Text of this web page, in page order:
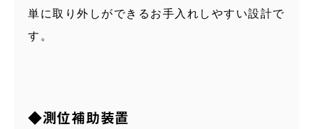
単に取り外しができるお手入れしやすい設計で
す。
◆測位補助装置